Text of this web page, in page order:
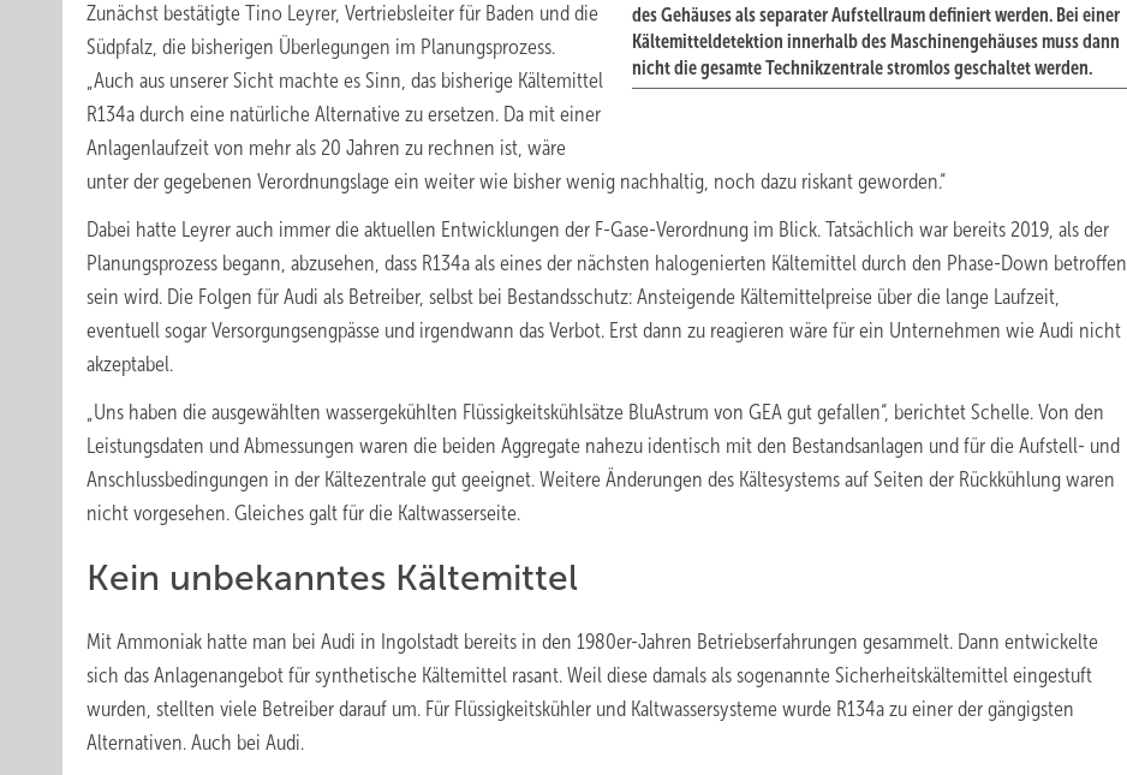
des Gehäuses als separater Aufstellraum definiert werden. Bei einer
Kältemitteldetektion innerhalb des Maschinengehäuses muss dann
nicht die gesamte Technikzentrale stromlos geschaltet werden.
Zunächst bestätigte Tino Leyrer, Vertriebsleiter für Baden und die
Südpfalz, die bisherigen Überlegungen im Planungsprozess.
„Auch aus unserer Sicht machte es Sinn, das bisherige Kältemittel
R134a durch eine natürliche Alternative zu ersetzen. Da mit einer
Anlagenlaufzeit von mehr als 20 Jahren zu rechnen ist, wäre
unter der gegebenen Verordnungslage ein weiter wie bisher wenig nachhaltig, noch dazu riskant geworden.“
Dabei hatte Leyrer auch immer die aktuellen Entwicklungen der F-Gase-Verordnung im Blick. Tatsächlich war bereits 2019, als der
Planungsprozess begann, abzusehen, dass R134a als eines der nächsten halogenierten Kältemittel durch den Phase-Down betroffen
sein wird. Die Folgen für Audi als Betreiber, selbst bei Bestandsschutz: Ansteigende Kältemittelpreise über die lange Laufzeit,
eventuell sogar Versorgungsengpässe und irgendwann das Verbot. Erst dann zu reagieren wäre für ein Unternehmen wie Audi nicht
akzeptabel.
„Uns haben die ausgewählten wassergekühlten Flüssigkeitskühlsätze BluAstrum von GEA gut gefallen“, berichtet Schelle. Von den
Leistungsdaten und Abmessungen waren die beiden Aggregate nahezu identisch mit den Bestandsanlagen und für die Aufstell- und
Anschlussbedingungen in der Kältezentrale gut geeignet. Weitere Änderungen des Kältesystems auf Seiten der Rückkühlung waren
nicht vorgesehen. Gleiches galt für die Kaltwasserseite.
Kein unbekanntes Kältemittel
Mit Ammoniak hatte man bei Audi in Ingolstadt bereits in den 1980er-Jahren Betriebserfahrungen gesammelt. Dann entwickelte
sich das Anlagenangebot für synthetische Kältemittel rasant. Weil diese damals als sogenannte Sicherheitskältemittel eingestuft
wurden, stellten viele Betreiber darauf um. Für Flüssigkeitskühler und Kaltwassersysteme wurde R134a zu einer der gängigsten
Alternativen. Auch bei Audi.